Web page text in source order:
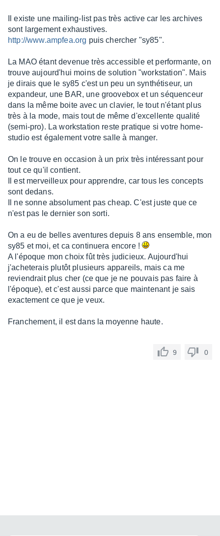
Il existe une mailing-list pas très active car les archives
sont largement exhaustives.
http://www.ampfea.org puis chercher "sy85".
La MAO étant devenue très accessible et performante, on
trouve aujourd'hui moins de solution "workstation". Mais
je dirais que le sy85 c'est un peu un synthétiseur, un
expandeur, une BAR, une groovebox et un séquenceur
dans la même boite avec un clavier, le tout n'étant plus
très à la mode, mais tout de même d'excellente qualité
(semi-pro). La workstation reste pratique si votre home-
studio est également votre salle à manger.
On le trouve en occasion à un prix très intéressant pour
tout ce qu'il contient.
Il est merveilleux pour apprendre, car tous les concepts
sont dedans.
Il ne sonne absolument pas cheap. C'est juste que ce
n'est pas le dernier son sorti.
On a eu de belles aventures depuis 8 ans ensemble, mon
sy85 et moi, et ca continuera encore !
A l'époque mon choix fût très judicieux. Aujourd'hui
j'acheterais plutôt plusieurs appareils, mais ca me
reviendrait plus cher (ce que je ne pouvais pas faire à
l'époque), et c'est aussi parce que maintenant je sais
exactement ce que je veux.
Franchement, il est dans la moyenne haute.
9 0